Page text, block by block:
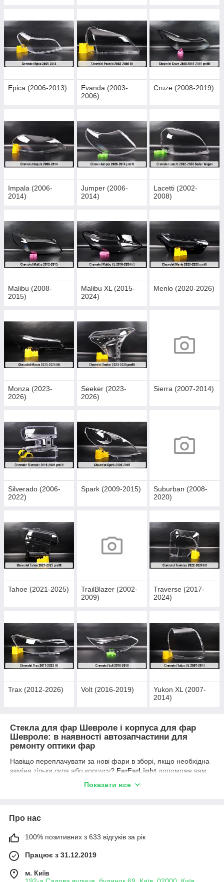
Epica (2006-2013)
Evanda (2003-
2006)
Cruze (2008-2019)
Impala (2006-
2014)
Jumper (2006-
2014)
Lacetti (2002-
2008)
Malibu (2008-
2015)
Malibu XL (2015-
2024)
Menlo (2020-2026)
Monza (2023-
2026)
Seeker (2023-
2026)
Sierra (2007-2014)
Silverado (2006-
2022)
Spark (2009-2015)
Suburban (2008-
2020)
Tahoe (2021-2025)
TrailBlazer (2002-
2009)
Traverse (2017-
2024)
Trax (2012-2026) Volt (2016-2019)
Yukon XL (2007-
2014)
Стекла для фар Шевроле і корпуса для фар
Шевроле: в наявності автозапчастини для
ремонту оптики фар
Навіщо переплачувати за нові фари в зборі, якщо необхідна
заміна тільки скла або корпусу? FarFarLight допоможе вам
лазерними, неоновими і ксеноновими фарами автомобіля (в
авто з солідною економією — все це можливо завдяки
Epica,Equinox,Malibu ,Malibu XL иTrax
Звертаючись у
FarFarLight
запчастин, вибір із понад
ще:
Показати все
Про нас
100% позитивних з 633 відгуків за рік
Працює з 31.12.2019
м. Київ